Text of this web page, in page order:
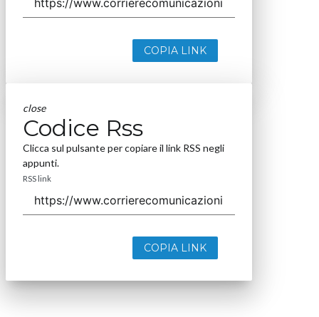
COPIA LINK
close
Codice Rss
Clicca sul pulsante per copiare il link RSS negli
appunti.
RSS link
COPIA LINK